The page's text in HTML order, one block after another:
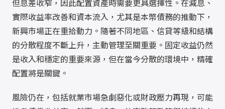
但息差收窄，因此配置資產時需要更具選擇性。在減息、
實際收益率改善和資本流入，尤其是本幣債務的推動下，
新興市場正在重拾動力。隨著不同地區、信貸等級和結構
的分散程度不斷上升，主動管理至關重要。固定收益仍然
是收入和穩定的重要來源，但在當今分散的環境中，精確
配置將是關鍵。
風險仍在，包括就業市場急劇惡化或財政壓力再現，可能